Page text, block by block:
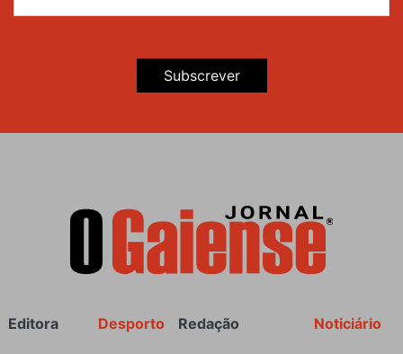
Subscrever
Rodapé Noticiário
Redação
Desporto
Editora